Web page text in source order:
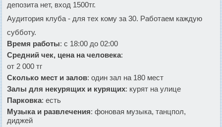
депозита нет, вход 1500тг.
Аудитория клуба - для тех кому за 30. Работаем каждую
субботу.
Время работы: с 18:00 до 02:00
Средний чек, цена на человека:
от 2 000 тг
Сколько мест и залов: один зал на 180 мест
Залы для некурящих и курящих: курят на улице
Парковка: есть
Музыка и развлечения: фоновая музыка, танцпол,
диджей